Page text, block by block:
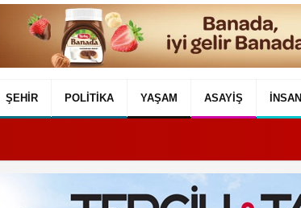
ŞEHIR POLITIKA YAŞAM ASAYIŞ İNSAN